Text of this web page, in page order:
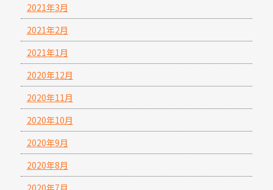
2021年3月
2021年2月
2021年1月
2020年12月
2020年11月
2020年10月
2020年9月
2020年8月
2020年7月